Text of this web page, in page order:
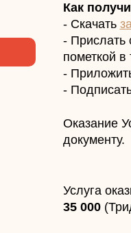
Как
- Скачать
- Прислать
пометкой
-
-
Оказание
документу.
Услуга
35 000